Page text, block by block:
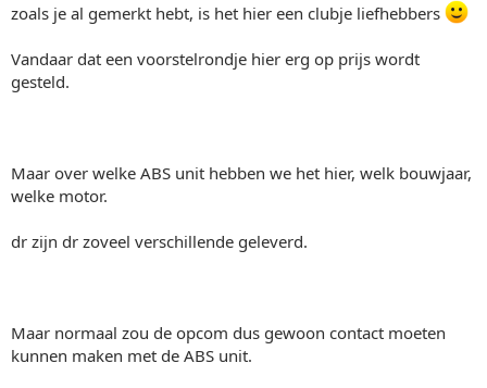
zoals je al gemerkt hebt, is het hier een clubje liefhebbers
Vandaar dat een voorstelrondje hier erg op prijs wordt
gesteld.
Maar over welke ABS unit hebben we het hier, welk bouwjaar,
welke motor.
dr zijn dr zoveel verschillende geleverd.
Maar normaal zou de opcom dus gewoon contact moeten
kunnen maken met de ABS unit.